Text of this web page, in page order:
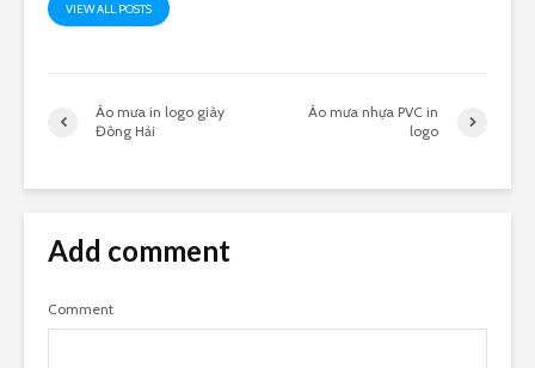
VIEW ALL POSTS
Áo mưa in logo giày
Đông Hải
Áo mưa nhựa PVC in
logo
Add comment
Comment